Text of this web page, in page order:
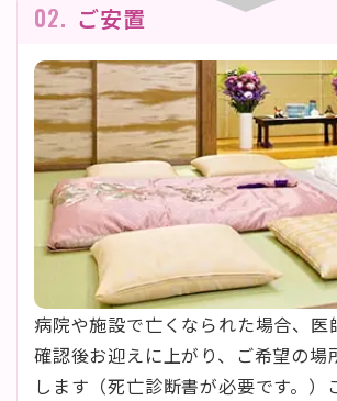
02. ご安置
病院や施設で亡くなられた場合、医
確認後お迎えに上がり、ご希望の場
します（死亡診断書が必要です。）